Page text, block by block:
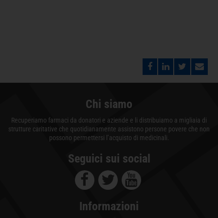
Chi siamo
Recuperiamo farmaci da donatori e aziende e li distribuiamo a migliaia di
strutture caritative che quotidianamente assistono persone povere che non
possono permettersi l’acquisto di medicinali.
Seguici sui social
Informazioni